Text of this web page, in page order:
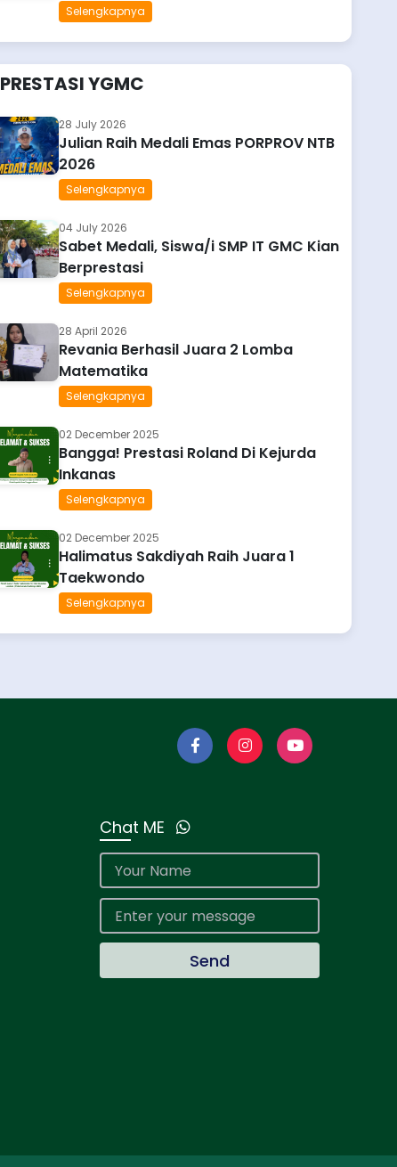
Selengkapnya
PRESTASI YGMC
28 July 2026
Julian Raih Medali Emas PORPROV NTB
2026
Selengkapnya
04 July 2026
Sabet Medali, Siswa/i SMP IT GMC Kian
Berprestasi
Selengkapnya
28 April 2026
Revania Berhasil Juara 2 Lomba
Matematika
Selengkapnya
02 December 2025
Bangga! Prestasi Roland Di Kejurda
Inkanas
Selengkapnya
02 December 2025
Halimatus Sakdiyah Raih Juara 1
Taekwondo
Selengkapnya
Chat ME